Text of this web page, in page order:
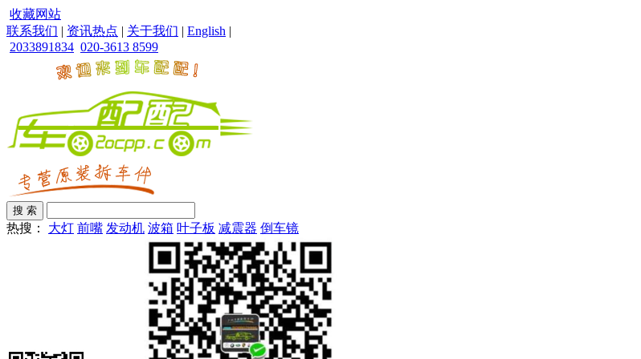
收藏网站
联系我们 | 资讯热点 | 关于我们 | English |
2033891834 020-3613 8599
热搜： 大灯 前嘴 发动机 波箱 叶子板 减震器 倒车镜